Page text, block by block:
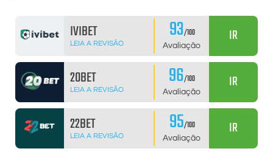
IVIBET
LEIA A REVISÃO 93/100
Avaliação
IR
20BET
LEIA A REVISÃO 96/100
Avaliação
IR
22BET
LEIA A REVISÃO 95/100
Avaliação
IR